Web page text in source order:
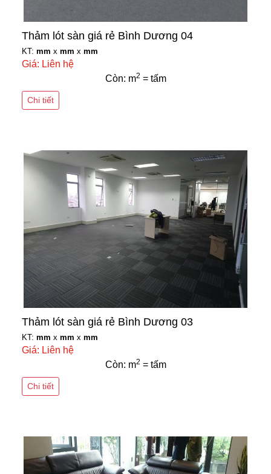
Thảm lót sàn giá rẻ Bình Dương 04
KT: mm x mm x mm
Giá: Liên hệ
Còn: m2 = tấm
Chi tiết
Thảm lót sàn giá rẻ Bình Dương 03
KT: mm x mm x mm
Giá: Liên hệ
Còn: m2 = tấm
Chi tiết